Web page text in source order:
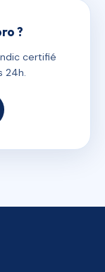
?
certifié
24h.